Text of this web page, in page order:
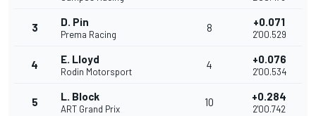
3 D. Pin
Prema Racing
8 +0.071
2'00.529
4 E. Lloyd
Rodin Motorsport
4 +0.076
2'00.534
5 L. Block
ART Grand Prix
10 +0.284
2'00.742